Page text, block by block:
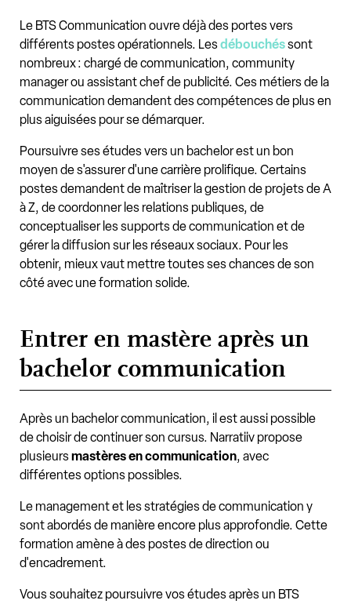
Le BTS Communication ouvre déjà des portes vers
différents postes opérationnels. Lesdébouchéssont
nombreux : chargé de communication, community
manager ou assistant chef de publicité. Ces métiers de la
communication demandent des compétences de plus en
plus aiguisées pour se démarquer.
Poursuivre ses études vers un bachelor est un bon
moyen de s'assurer d'une carrière prolifique. Certains
postes demandent de maîtriser la gestion de projets de A
à Z, de coordonner les relations publiques, de
conceptualiser les supports de communication et de
gérer la diffusion sur les réseaux sociaux. Pour les
obtenir, mieux vaut mettre toutes ses chances de son
côté avec une formation solide.
Entrer en mastère après un
bachelor communication
Après un bachelor communication, il est aussi possible
de choisir de continuer son cursus. Narratiiv propose
plusieursmastères en communication, avec
différentes options possibles.
Le management et les stratégies de communication y
sont abordés de manière encore plus approfondie. Cette
formation amène à des postes de direction ou
d'encadrement.
Vous souhaitez poursuivre vos études après un BTS